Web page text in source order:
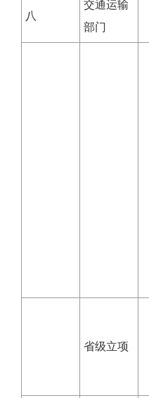
八
交通运输
部门
省级立项